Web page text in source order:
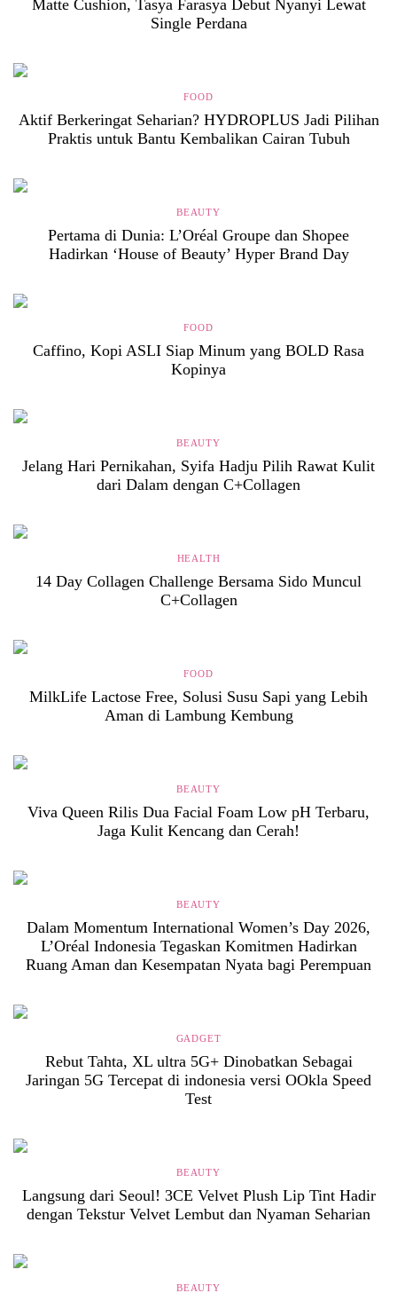
Matte Cushion, Tasya Farasya Debut Nyanyi Lewat
Single Perdana
FOOD
Aktif Berkeringat Seharian? HYDROPLUS Jadi Pilihan
Praktis untuk Bantu Kembalikan Cairan Tubuh
BEAUTY
Pertama di Dunia: L’Oréal Groupe dan Shopee
Hadirkan ‘House of Beauty’ Hyper Brand Day
FOOD
Caffino, Kopi ASLI Siap Minum yang BOLD Rasa
Kopinya
BEAUTY
Jelang Hari Pernikahan, Syifa Hadju Pilih Rawat Kulit
dari Dalam dengan C+Collagen
HEALTH
14 Day Collagen Challenge Bersama Sido Muncul
C+Collagen
FOOD
MilkLife Lactose Free, Solusi Susu Sapi yang Lebih
Aman di Lambung Kembung
BEAUTY
Viva Queen Rilis Dua Facial Foam Low pH Terbaru,
Jaga Kulit Kencang dan Cerah!
BEAUTY
Dalam Momentum International Women’s Day 2026,
L’Oréal Indonesia Tegaskan Komitmen Hadirkan
Ruang Aman dan Kesempatan Nyata bagi Perempuan
GADGET
Rebut Tahta, XL ultra 5G+ Dinobatkan Sebagai
Jaringan 5G Tercepat di indonesia versi OOkla Speed
Test
BEAUTY
Langsung dari Seoul! 3CE Velvet Plush Lip Tint Hadir
dengan Tekstur Velvet Lembut dan Nyaman Seharian
BEAUTY